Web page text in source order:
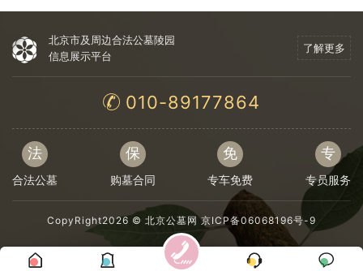
北京市及周边合法公墓陵园
信息展示平台
了解更多
010-89177864
法
合法公墓
保
购墓合同
免
专车免费
专
专员服务
CopyRight2026 © 北京公墓网 京ICP备06068196号-9